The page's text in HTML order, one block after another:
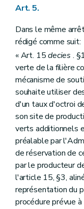
Art. 5.
Dans le même
rédigé comme suit:
« Art. 15decies . §1
verte de la filière
mécanisme de
souhaite utiliser
d'un taux d'octroi
son site de
verts additionnels
préalable par
de réservation de
par le producteur
l'article 15, §3,
représentation du
procédure prévue